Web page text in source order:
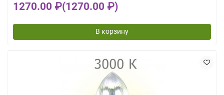
1270.00 ₽(1270.00 ₽)
В корзину